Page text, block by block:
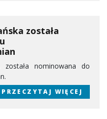
została
została nominowana do
PRZECZYTAJ WIĘCEJ